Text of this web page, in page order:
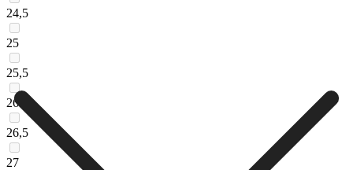
24,5
25
25,5
26
26,5
27